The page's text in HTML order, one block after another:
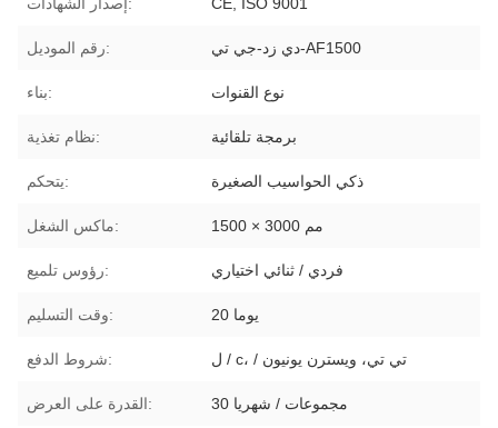
رقم الموديل: دي زد-جي تي-AF1500
بناء: نوع القنوات
نظام تغذية: برمجة تلقائية
يتحكم: ذكي الحواسيب الصغيرة
ماكس الشغل: 1500 × 3000 مم
رؤوس تلميع: فردي / ثنائي اختياري
وقت التسليم: 20 يوما
شروط الدفع: ل / c، / تي تي، ويسترن يونيون
القدرة على العرض: 30 مجموعات / شهريا